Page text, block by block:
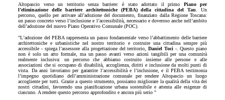
Altopascio verso un territorio senza barriere: è stato adottato il primo Piano per
l’eliminazione delle barriere architettoniche (PEBA) della cittadina del Tau
. Un
percorso, quello per arrivare all’adozione del documento, finanziato dalla Regione Toscana:
un passo concreto verso l’inclusione e l’accessibilità, necessario e doveroso anche nell’ambito
dell’adozione del nuovo Piano Operativo Comunale (POC).
"L’adozione del PEBA rappresenta un passo fondamentale verso l’abbattimento delle barriere
architettoniche e urbanistiche nel nostro territorio e costruire una cittadina sempre più
accessibile - spiega l’assessore alla progettazione del territorio, Daniel Toci-. Questo piano
non è solo un atto formale, ma un passo avanti verso azioni tangibili per una comunità
realmente inclusiva: un percorso che abbiamo costruito insieme alle persone e alle
associazioni che si occupano di disabilità, accoglienza, diritti e inclusione da molti punti di
vista. Da anni lavoriamo per garantire l’accessibilità e l’inclusione, e il PEBA testimonia
l’impegno quotidiano dell’amministrazione comunale per rendere Altopascio un luogo
accogliente per tutti. Grazie a questo strumento, possiamo migliorare la qualità della vita dei
nostri cittadini, favorendo una pianificazione urbana sostenibile e attenta alle esigenze di
ciascuno. A rendere questo percorso approfondito e ancora più serio "